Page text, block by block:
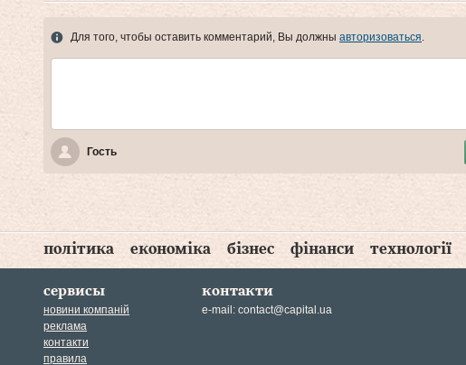
Для того, чтобы оставить комментарий, Вы должны авторизоваться
Гость
політика економіка бізнес фінанси технології
сервисы
новини компаній
реклама
контакти
правила
контакти
e-mail: contact@capital.ua